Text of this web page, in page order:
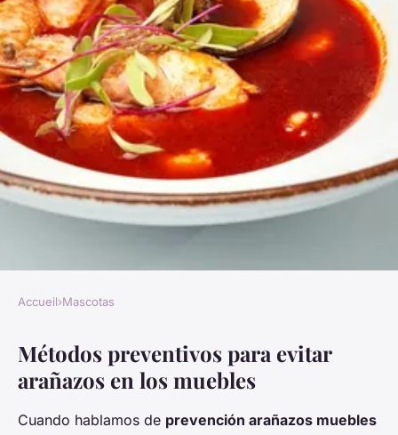
Trucos eficaces para proteger
tus muebles de los arañazos de
tu gato
Accueil›Mascotas
Métodos preventivos para evitar
arañazos en los muebles
Cuando hablamos de prevención arañazos muebles